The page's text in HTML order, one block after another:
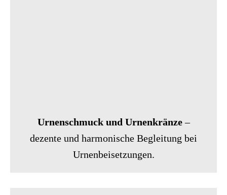
Urnenschmuck und Urnenkränze–
dezente und harmonische Begleitung bei
Urnenbeisetzungen.